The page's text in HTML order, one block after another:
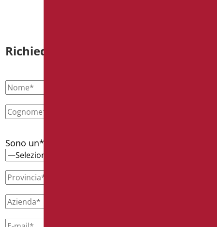
Richiedi informazioni
Sono un*